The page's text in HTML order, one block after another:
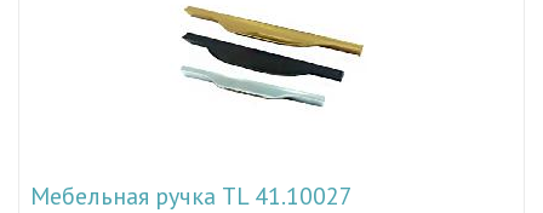
Мебельная ручка TL 41.10027